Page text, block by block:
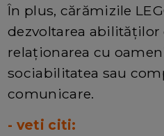
În plus, cărămizile
dezvoltarea abilităților
relaționarea cu
sociabilitatea sau
comunicare.
- veti citi: